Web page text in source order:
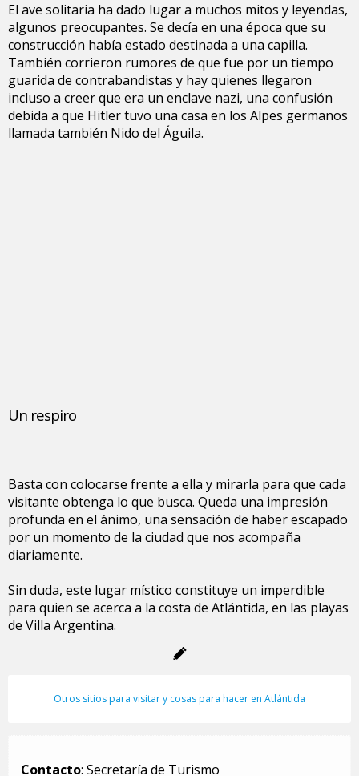
El ave solitaria ha dado lugar a muchos mitos y leyendas,
algunos preocupantes. Se decía en una época que su
construcción había estado destinada a una capilla.
También corrieron rumores de que fue por un tiempo
guarida de contrabandistas y hay quienes llegaron
incluso a creer que era un enclave nazi, una confusión
debida a que Hitler tuvo una casa en los Alpes germanos
llamada también Nido del Águila.
Un respiro
Basta con colocarse frente a ella y mirarla para que cada
visitante obtenga lo que busca. Queda una impresión
profunda en el ánimo, una sensación de haber escapado
por un momento de la ciudad que nos acompaña
diariamente.
Sin duda, este lugar místico constituye un imperdible
para quien se acerca a la costa de Atlántida, en las playas
de Villa Argentina.
Otros sitios para visitar y cosas para hacer en Atlántida
Contacto: Secretaría de Turismo